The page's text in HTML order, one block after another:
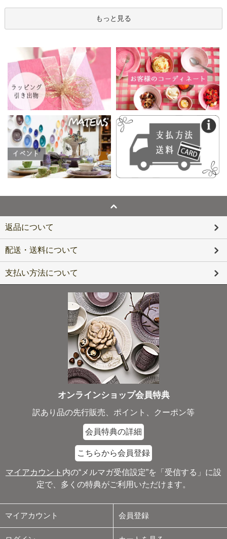
もっと見る
返品について
配送・送料について
支払い方法について
オンラインショップ会員特典
訳あり品の先行販売、ポイント、クーポン等
会員特典の詳細
こちらから会員登録
マイアカウント 内の“メルマガ受信設定”を「受信する」に設
定で、多くの特典がご利用いただけます。
マイアカウント 会員登録